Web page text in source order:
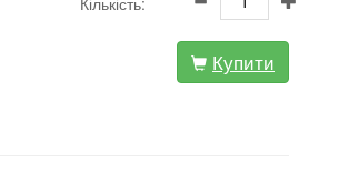
Купити